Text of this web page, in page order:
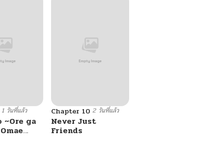
1 วันที่แล้ว
~Ore ga
Chapter 10 2 วันที่แล้ว
Never Just
Friends